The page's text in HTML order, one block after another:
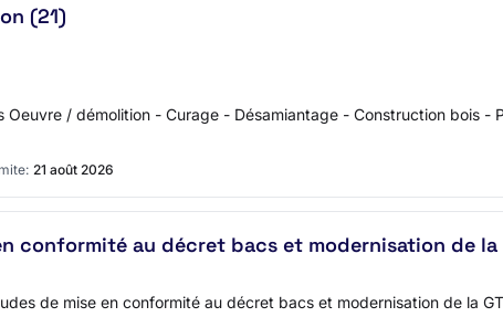
(21)
/ démolition - Curage - Désamiantage - Construction bois -
21 août 2026
conformité au décret bacs et modernisation de la
de mise en conformité au décret bacs et modernisation de la